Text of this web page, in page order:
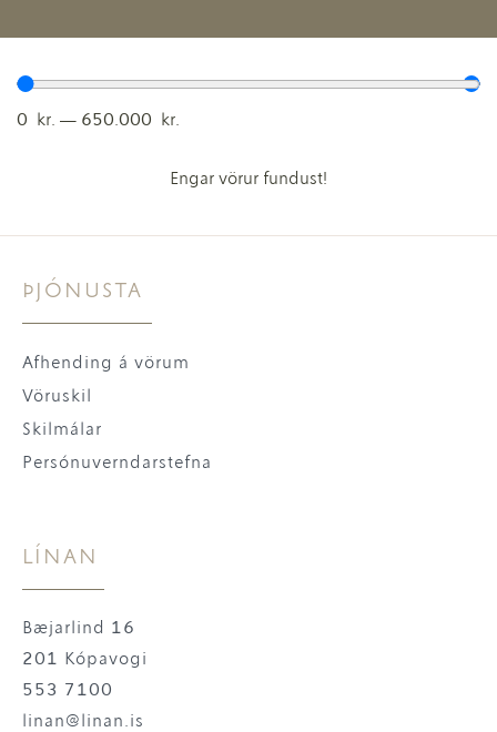
0 kr. — 650.000 kr.
Engar vörur fundust!
ÞJÓNUSTA
Afhending á vörum
Vöruskil
Skilmálar
Persónuverndarstefna
LÍNAN
Bæjarlind 16
201 Kópavogi
553 7100
linan@linan.is